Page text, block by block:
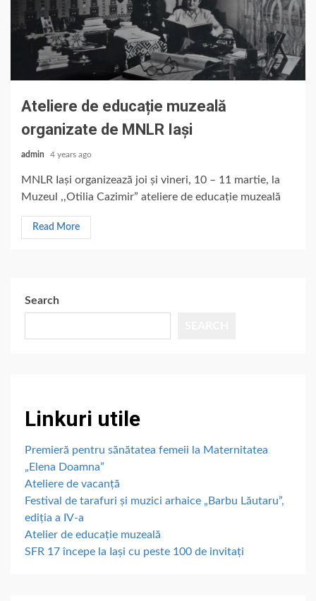
Ateliere de educație muzeală
organizate de MNLR Iași
admin 4 years ago
MNLR Iași organizează joi și vineri, 10 – 11 martie, la
Muzeul ,,Otilia Cazimir” ateliere de educație muzeală
Read More
Search
Linkuri utile
Premieră pentru sănătatea femeii la Maternitatea
„Elena Doamna”
Ateliere de vacanță
Festival de tarafuri și muzici arhaice „Barbu Lăutaru”,
ediția a IV-a
Atelier de educație muzeală
SFR 17 începe la Iași cu peste 100 de invitați